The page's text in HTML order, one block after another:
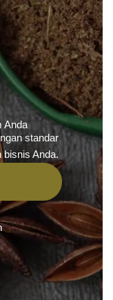
Anda
standar
bisnis Anda.